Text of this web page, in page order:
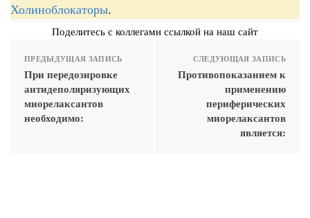
Холиноблокаторы.
Поделитесь с коллегами ссылкой на наш сайт
ПРЕДЫДУЩАЯ ЗАПИСЬ
При передозировке
антидеполяризующих
миорелаксантов
необходимо:
СЛЕДУЮЩАЯ ЗАПИСЬ
Противопоказанием к
применению
периферических
миорелаксантов
является: